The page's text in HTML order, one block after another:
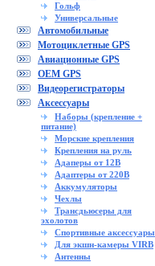
Гольф
Универсальные
Автомобильные
Мотоциклетные GPS
Авиационные GPS
OEM GPS
Видеорегистраторы
Аксессуары
Наборы (крепление +
питание)
Морские крепления
Крепления на руль
Адаперы от 12В
Адаптеры от 220В
Аккумуляторы
Чехлы
Трансдьюсеры для
эхолотов
Спортивные аксессуары
Для экшн-камеры VIRB
Антенны